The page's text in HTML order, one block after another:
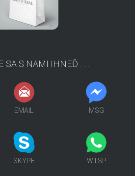
SA S NAMI IHNEĎ . . .
SKP
EMAIL
MSG
MSG
SKP
SKYPE
MSG
WTSP